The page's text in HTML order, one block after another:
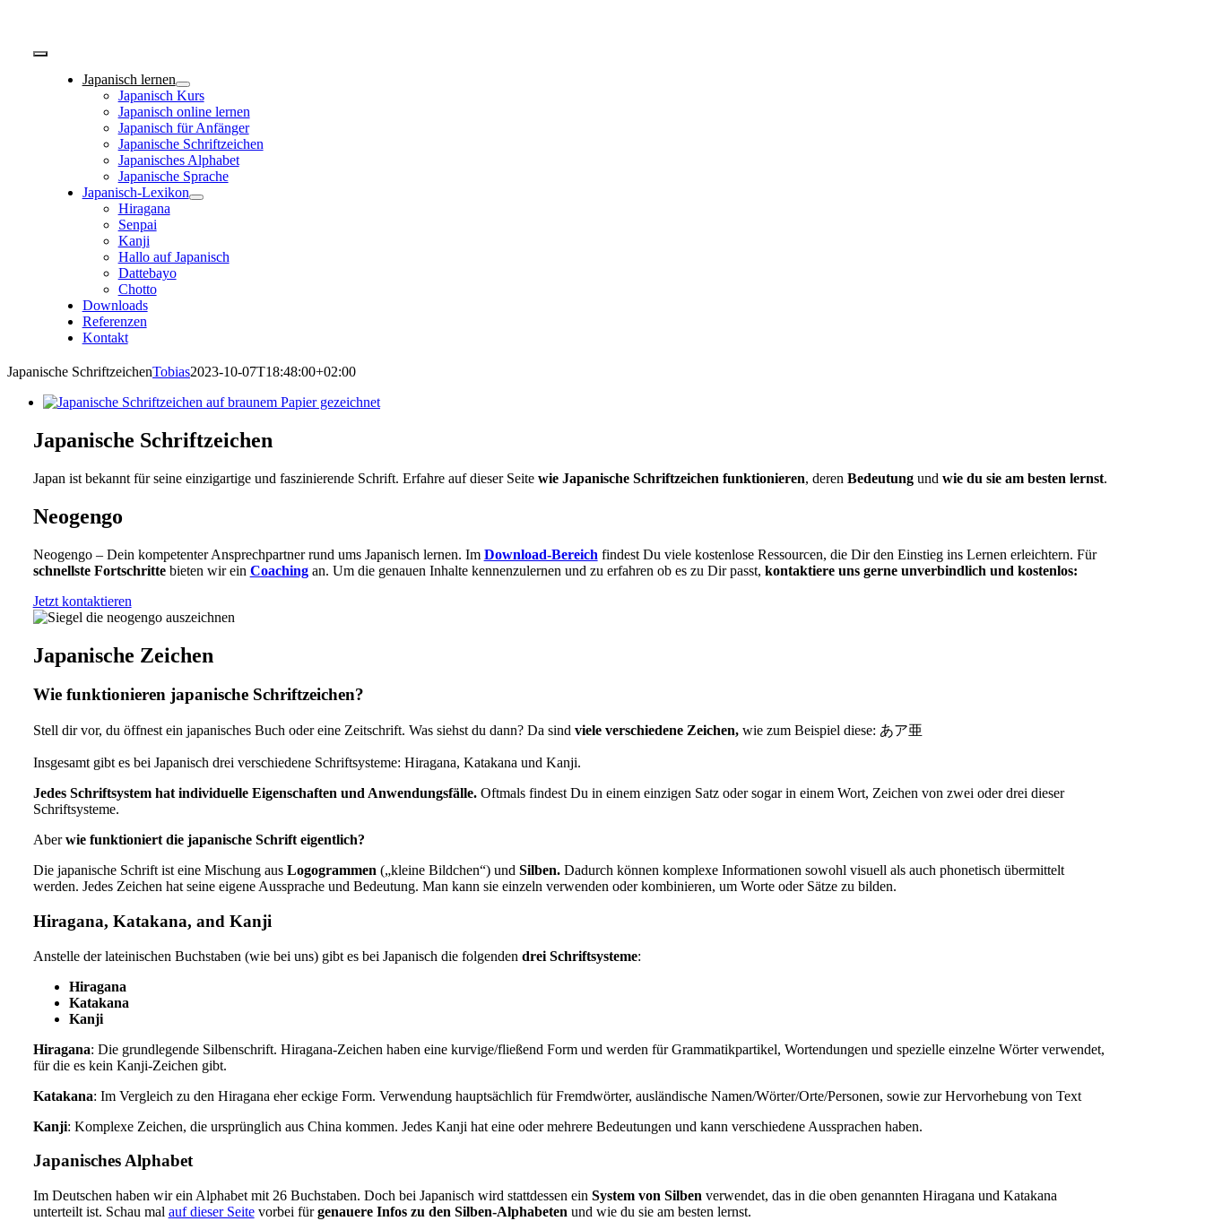
Toggle
NavigationJapanisch lernen
Japanisch Kurs
Japanisch online lernen
Japanisch für Anfänger
Japanische Schriftzeichen
Japanisches Alphabet
Japanische Sprache
Japanisch-Lexikon
Hiragana
Senpai
Kanji
Hallo auf Japanisch
Dattebayo
Chotto
Downloads
Referenzen
Kontakt
Japanische SchriftzeichenTobias2023-10-07T18:48:00+02:00
Japanische Schriftzeichen
Japan ist bekannt für seine einzigartige und faszinierende Schrift. Erfahre auf dieser Seite wie Japanische Schriftzeichen funktionieren, deren Bedeutungund wie du sie am besten lernst.
Neogengo
Neogengo – Dein kompetenter Ansprechpartner rund ums Japanisch lernen. Im Download-Bereich findest Du viele kostenlose Ressourcen, die Dir den Einstieg ins Lernen erleichtern. Für
schnellste Fortschrittebieten wir ein Coachingan. Um die genauen Inhalte kennenzulernen und zu erfahren ob es zu Dir passt, kontaktiere uns gerne unverbindlich und kostenlos:
Jetzt kontaktieren
Japanische Zeichen
Wie funktionieren japanische Schriftzeichen?
Stell dir vor, du öffnest ein japanisches Buch oder eine Zeitschrift. Was siehst du dann? Da sind viele verschiedene Zeichen, wie zum Beispiel diese: あア亜
Insgesamt gibt es bei Japanisch drei verschiedene Schriftsysteme: Hiragana, Katakana und Kanji.
Jedes Schriftsystem hat individuelle Eigenschaften und Anwendungsfälle.Oftmals findest Du in einem einzigen Satz oder sogar in einem Wort, Zeichen von zwei oder drei dieser
Schriftsysteme.
Aberwie funktioniert die japanische Schrift eigentlich?
Die japanische Schrift ist eine Mischung aus Logogrammen („kleine Bildchen“) und Silben. Dadurch können komplexe Informationen sowohl visuell als auch phonetisch übermittelt
werden. Jedes Zeichen hat seine eigene Aussprache und Bedeutung. Man kann sie einzeln verwenden oder kombinieren, um Worte oder Sätze zu bilden.
Hiragana, Katakana, and Kanji
Anstelle der lateinischen Buchstaben (wie bei uns) gibt es bei Japanisch die folgenden drei Schriftsysteme:
Hiragana
Katakana
Kanji
Hiragana: Die grundlegende Silbenschrift. Hiragana-Zeichen haben eine kurvige/fließend Form und werden für Grammatikpartikel, Wortendungen und spezielle einzelne Wörter verwendet,
für die es kein Kanji-Zeichen gibt.
Katakana: Im Vergleich zu den Hiragana eher eckige Form. Verwendung hauptsächlich für Fremdwörter, ausländische Namen/Wörter/Orte/Personen, sowie zur Hervorhebung von Text
Kanji: Komplexe Zeichen, die ursprünglich aus China kommen. Jedes Kanji hat eine oder mehrere Bedeutungen und kann verschiedene Aussprachen haben.
Japanisches Alphabet
Im Deutschen haben wir ein Alphabet mit 26 Buchstaben. Doch bei Japanisch wird stattdessen ein System von Silben verwendet, das in die oben genannten Hiragana und Katakana
unterteilt ist. Schau mal auf dieser Seitevorbei fürgenauere Infos zu den Silben-Alphabeten und wie du sie am besten lernst.